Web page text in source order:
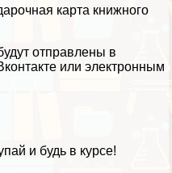
карта книжного
отправлены в
или электронным
и будь в курсе!